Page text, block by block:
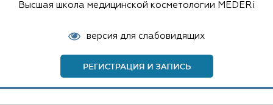
Высшая школа медицинской косметологии MEDERi
версия для слабовидящих